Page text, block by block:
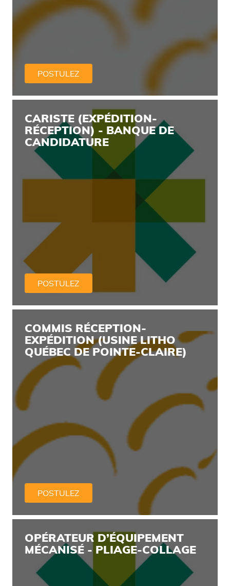
POSTULEZ
CARISTE (EXPÉDITION-
RÉCEPTION) - BANQUE DE
CANDIDATURE
POSTULEZ
COMMIS RÉCEPTION-
EXPÉDITION (USINE LITHO
QUÉBEC DE POINTE-CLAIRE)
POSTULEZ
OPÉRATEUR D’ÉQUIPEMENT
MÉCANISÉ - PLIAGE-COLLAGE